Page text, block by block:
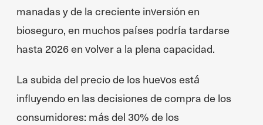
manadas y de la creciente inversión en
bioseguro, en muchos países podría tardarse
hasta 2026 en volver a la plena capacidad.
La subida del precio de los huevos está
influyendo en las decisiones de compra de los
consumidores: más del 30% de los